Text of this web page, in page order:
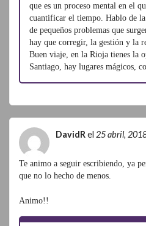
que es un proceso mental en el
cuantificar el tiempo. Hablo de
de pequeños problemas que
hay que corregir, la gestión y la
Buen viaje, en la Rioja tienes la
Santiago, hay lugares mágicos,
DavidR el 25 abril,
Te animo a seguir escribiendo, ya
que no lo hecho de menos.
Animo!!